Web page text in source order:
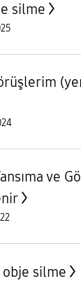
silme
ve
silme